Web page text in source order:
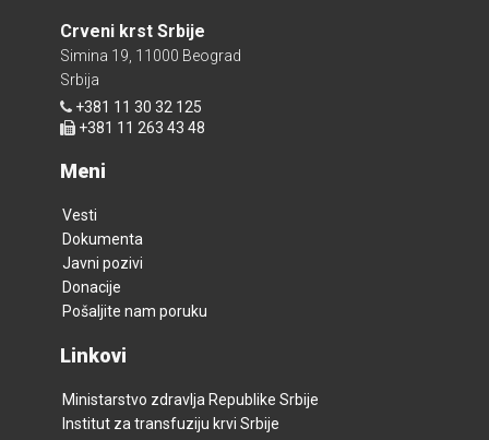
Crveni krst Srbije
Simina 19, 11000 Beograd
Srbija
+381 11 30 32 125
+381 11 263 43 48
Meni
Vesti
Dokumenta
Javni pozivi
Donacije
Pošaljite nam poruku
Linkovi
Ministarstvo zdravlja Republike Srbije
Institut za transfuziju krvi Srbije